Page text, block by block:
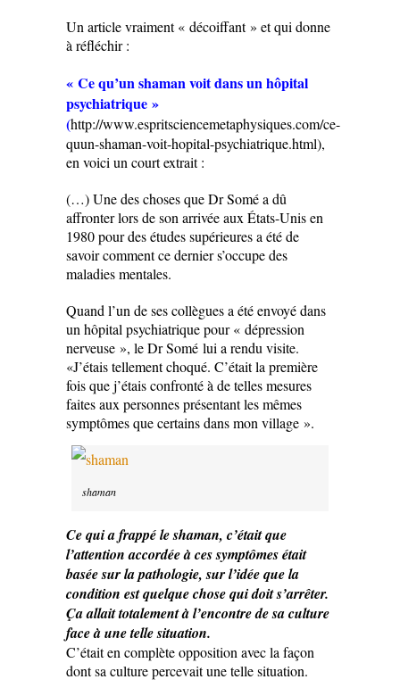
Un article vraiment « décoiffant » et qui donne
à réfléchir :
« Ce qu’un shaman voit dans un hôpital
psychiatrique »
(http://www.espritsciencemetaphysiques.com/ce-
quun-shaman-voit-hopital-psychiatrique.html),
en voici un court extrait :
(…) Une des choses que Dr Somé a dû
affronter lors de son arrivée aux États-Unis en
1980 pour des études supérieures a été de
savoir comment ce dernier s’occupe des
maladies mentales.
Quand l’un de ses collègues a été envoyé dans
un hôpital psychiatrique pour « dépression
nerveuse », le Dr Somé lui a rendu visite.
«J’étais tellement choqué. C’était la première
fois que j’étais confronté à de telles mesures
faites aux personnes présentant les mêmes
symptômes que certains dans mon village ».
shaman
Ce qui a frappé le shaman, c’était que
l’attention accordée à ces symptômes était
basée sur la pathologie, sur l’idée que la
condition est quelque chose qui doit s’arrêter.
Ça allait totalement à l’encontre de sa culture
face à une telle situation.
C’était en complète opposition avec la façon
dont sa culture percevait une telle situation.